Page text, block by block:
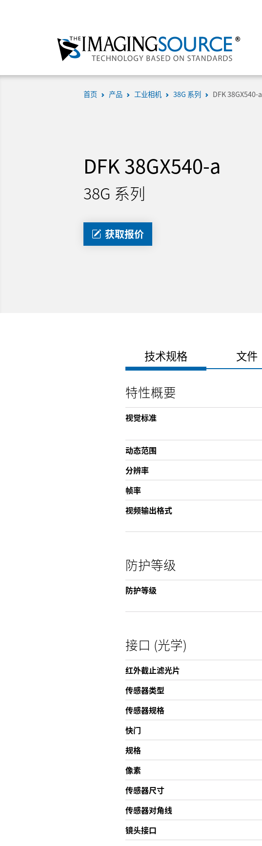
首页 产品 工业相机 38G 系列 DFK 38GX540-a
DFK 38GX540-a
38G 系列
获取报价
技术规格 文件
特性概要
视觉标准
动态范围
分辨率
帧率
视频输出格式
防护等级
防护等级
接口 (光学)
红外截止滤光片
传感器类型
传感器规格
快门
规格
像素
传感器尺寸
传感器对角线
镜头接口